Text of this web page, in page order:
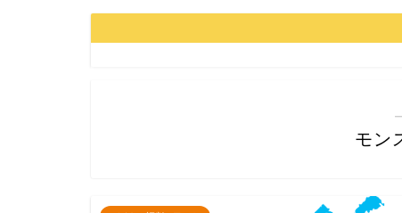
モン